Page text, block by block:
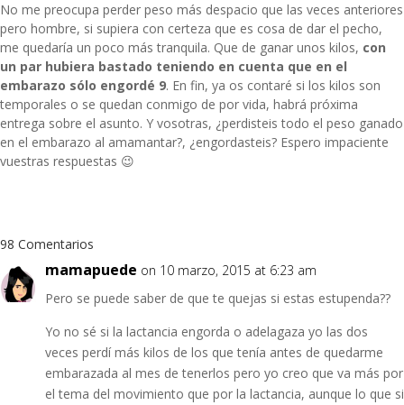
No me preocupa perder peso más despacio que las veces anteriores
pero hombre, si supiera con certeza que es cosa de dar el pecho,
me quedaría un poco más tranquila. Que de ganar unos kilos, con
un par hubiera bastado teniendo en cuenta que en el
embarazo sólo engordé 9. En fin, ya os contaré si los kilos son
temporales o se quedan conmigo de por vida, habrá próxima
entrega sobre el asunto. Y vosotras, ¿perdisteis todo el peso ganado
en el embarazo al amamantar?, ¿engordasteis? Espero impaciente
vuestras respuestas 😉
98 Comentarios
mamapuede on 10 marzo, 2015 at 6:23 am
Pero se puede saber de que te quejas si estas estupenda??
Yo no sé si la lactancia engorda o adelagaza yo las dos
veces perdí más kilos de los que tenía antes de quedarme
embarazada al mes de tenerlos pero yo creo que va más por
el tema del movimiento que por la lactancia, aunque lo que si